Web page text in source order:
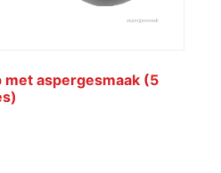
met aspergesmaak (5